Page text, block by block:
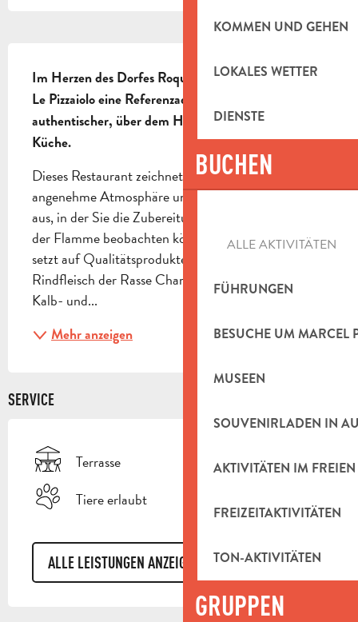
KOMMEN UND GEHEN
LOKALES WETTER
DIENSTE
BUCHEN
ALLE AKTIVITÄTEN
FÜHRUNGEN
BESUCHE UM MARCEL
MUSEEN
SOUVENIRLADEN IN
AKTIVITÄTEN IM FREIEN
FREIZEITAKTIVITÄTEN
TON-AKTIVITÄTEN
GRUPPEN
Im Herzen des Dorfes Roquevaire ist das Restaurant
Le Pizzaiolo eine Referenzadresse für Liebhaber
authentischer, über dem Holzfeuer zubereiteter
Küche.
Dieses Restaurant zeichnet sich durch seine
angenehme Atmosphäre und seine offene Küche
aus, in der Sie die Zubereitung Ihrer Gerichte über
der Flamme beobachten können. Die Speisekarte
setzt auf Qualitätsprodukte, insbesondere
Rindfleisch der Rasse Charolais Label Rouge sowie
Kalb- und...
Mehr anzeigen
SERVICE
Terrasse
Tiere erlaubt
ALLE LEISTUNGEN ANZEIGEN